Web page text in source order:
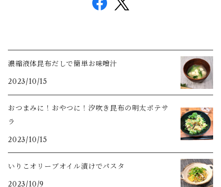
濃縮液体昆布だしで簡単お味噌汁
2023/10/15
おつまみに！おやつに！汐吹き昆布の明太ポテサ
ラ
2023/10/15
いりこオリーブオイル漬けでパスタ
2023/10/9